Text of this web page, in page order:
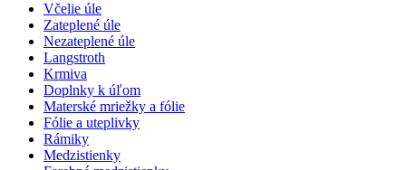
Včelie úle
Zateplené úle
Nezateplené úle
Langstroth
Krmiva
Doplnky k úľom
Materské mriežky a fólie
Fólie a uteplivky
Rámiky
Medzistienky